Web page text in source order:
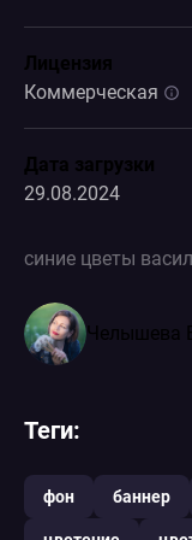
Лицензия
Коммерческая
Дата загрузки
29.08.2024
синие цветы
Челышева
Теги:
фон баннер